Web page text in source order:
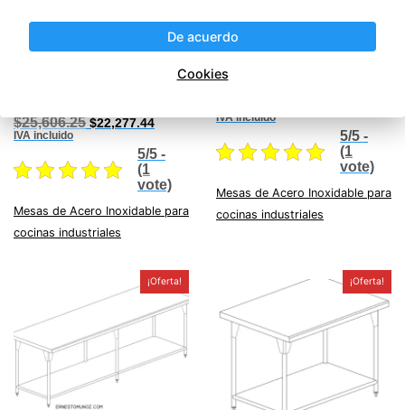
$25,606.25 Original
$25,606.25.
$22,277.44Current
is:
$22,277.44.
IVA incluido
5/5 -
(1
vote)
Mesas de Acero Inoxidable para
cocinas industriales
ISLA 110
price
$12,560.00.
price
is:
IVA incluido
5/5 -
(1
vote)
Mesas de Acero Inoxidable para
cocinas industriales
¡Oferta! ¡Oferta!
De acuerdo
Cookies